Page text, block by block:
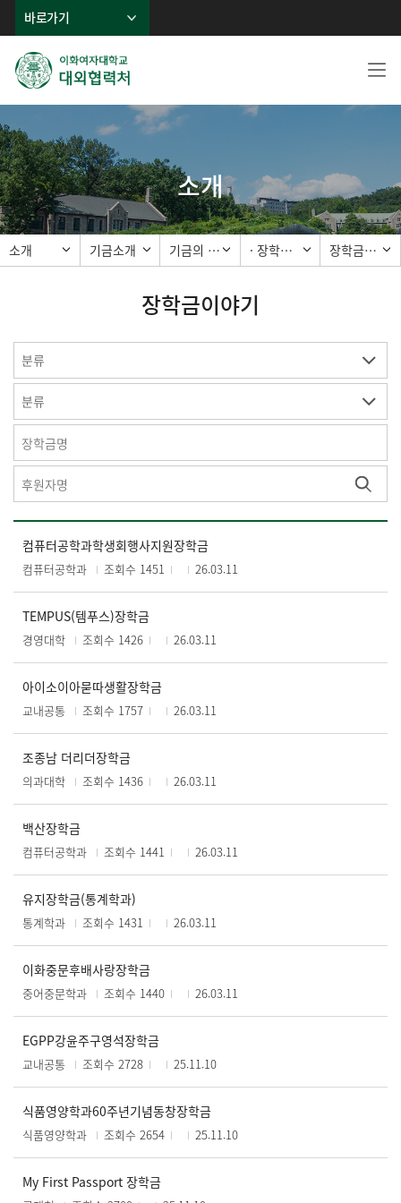
바로가기
소개
소개 기금소개 기금의 종류 · 장학기금 장학금이야기
장학금이야기
분류
분류
컴퓨터공학과학생회행사지원장학금
컴퓨터공학과 조회수 1451 26.03.11
TEMPUS(템푸스)장학금
경영대학 조회수 1426 26.03.11
아이소이아묻따생활장학금
교내공통 조회수 1757 26.03.11
조종남 더리더장학금
의과대학 조회수 1436 26.03.11
백산장학금
컴퓨터공학과 조회수 1441 26.03.11
유지장학금(통계학과)
통계학과 조회수 1431 26.03.11
이화중문후배사랑장학금
중어중문학과 조회수 1440 26.03.11
EGPP강윤주구영석장학금
교내공통 조회수 2728 25.11.10
식품영양학과60주년기념동창장학금
식품영양학과 조회수 2654 25.11.10
My First Passport 장학금